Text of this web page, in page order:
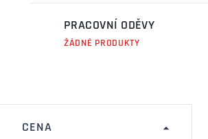
PRACOVNÍ ODĚVY
ŽÁDNÉ PRODUKTY
CENA